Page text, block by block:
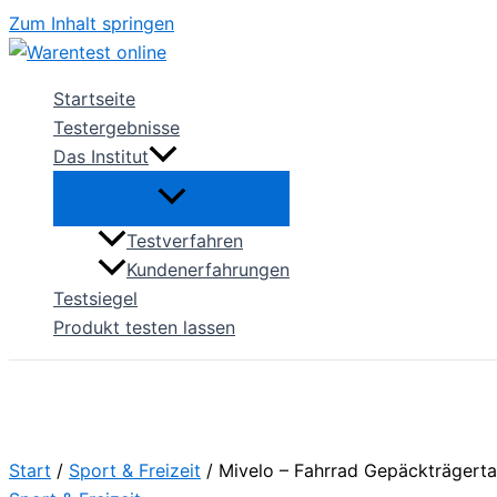
Zum Inhalt springen
Startseite
Testergebnisse
Das Institut
Testverfahren
Kundenerfahrungen
Testsiegel
Produkt testen lassen
Start / Sport & Freizeit / Mivelo – Fahrrad